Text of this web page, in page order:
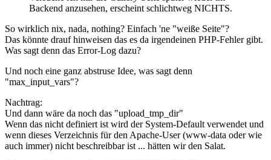
Backend anzusehen, erscheint schlichtweg NICHTS.
So wirklich nix, nada, nothing? Einfach 'ne "weiße Seite"?
Das könnte drauf hinweisen das es da irgendeinen PHP-Fehler gibt.
Was sagt denn das Error-Log dazu?
Und noch eine ganz abstruse Idee, was sagt denn
"max_input_vars"?
Nachtrag:
Und dann wäre da noch das "upload_tmp_dir"
Wenn das nicht definiert ist wird der System-Default verwendet und
wenn dieses Verzeichnis für den Apache-User (www-data oder wie
auch immer) nicht beschreibbar ist ... hätten wir den Salat.